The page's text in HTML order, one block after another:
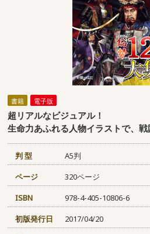
書籍 電子版
超リアルなビジュアル！
生命力あふれる人物イラストで、
判 型
A5判
ページ
320ページ
ISBN
978-4-405-10806-6
初版発行日
2017/04/20